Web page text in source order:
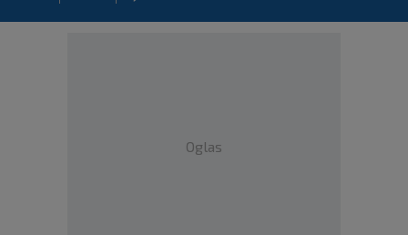
Oglas